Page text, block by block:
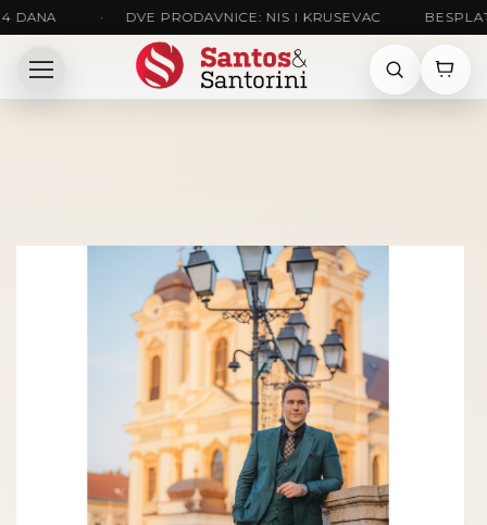
• DVE PRODAVNICE: NIS I KRUSEVAC BESPLATNA